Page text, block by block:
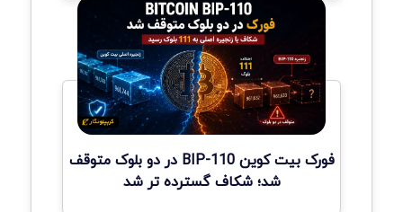
فورک بیت کوین BIP-110 در دو بلوک متوقف
شد؛ شکاف گسترده تر شد